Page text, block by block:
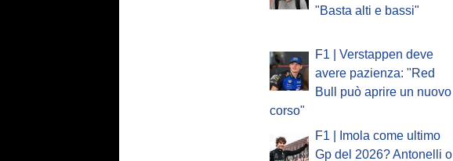
"Basta alti e bassi"
F1 | Verstappen deve
avere pazienza: "Red
Bull può aprire un nuovo
corso"
F1 | Imola come ultimo
Gp del 2026? Antonelli o